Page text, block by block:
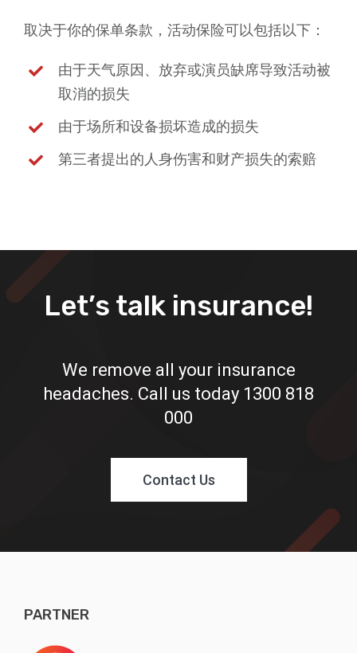
取决于你的保单条款，活动保险可以包括以下：
由于天气原因、放弃或演员缺席导致活动被
取消的损失
由于场所和设备损坏造成的损失
第三者提出的人身伤害和财产损失的索赔
Let’s talk insurance!
We remove all your insurance
headaches. Call us today 1300 818
000
Contact Us
PARTNER